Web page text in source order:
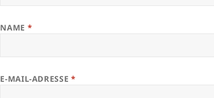
NAME *
E-MAIL-ADRESSE *